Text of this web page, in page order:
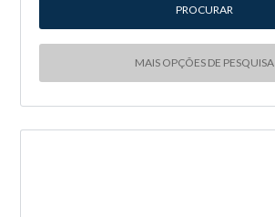
MAIS OPÇÕES DE PESQUISA